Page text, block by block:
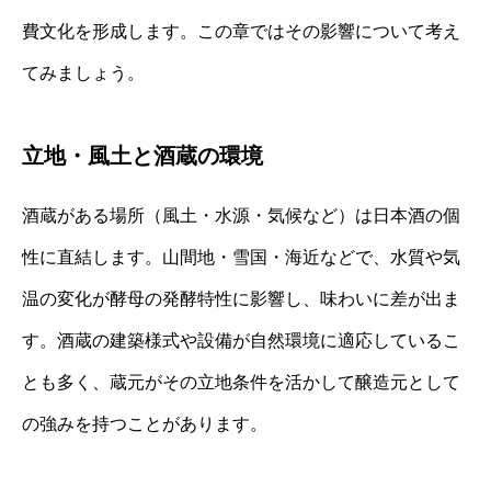
費文化を形成します。この章ではその影響について考え
てみましょう。
立地・風土と酒蔵の環境
酒蔵がある場所（風土・水源・気候など）は日本酒の個
性に直結します。山間地・雪国・海近などで、水質や気
温の変化が酵母の発酵特性に影響し、味わいに差が出ま
す。酒蔵の建築様式や設備が自然環境に適応しているこ
とも多く、蔵元がその立地条件を活かして醸造元として
の強みを持つことがあります。